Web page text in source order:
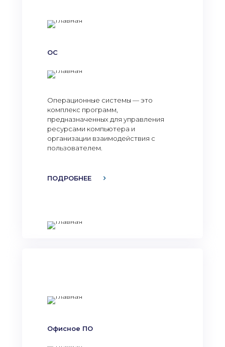
ОС
Операционные системы — это
комплекс программ,
предназначенных для управления
ресурсами компьютера и
организации взаимодействия с
пользователем.
ПОДРОБНЕЕ
Офисное ПО